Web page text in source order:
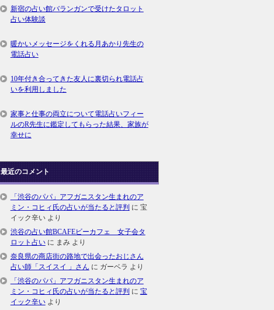
新宿の占い館バランガンで受けたタロット
占い体験談
暖かいメッセージをくれる月あかり先生の
電話占い
10年付き合ってきた友人に裏切られ電話占
いを利用しました
家事と仕事の両立について電話占いフィー
ルのR先生に鑑定してもらった結果、家族が
幸せに
最近のコメント
「渋谷のパパ」アフガニスタン生まれのア
ミン・コヒィ氏の占いが当たると評判 に 宝
イック辛いより
渋谷の占い館BCAFEビーカフェ 女子会タ
ロット占いに まみより
奈良県の商店街の路地で出会ったおじさん
占い師「スイスイ 」さん に ガーベラ より
「渋谷のパパ」アフガニスタン生まれのア
ミン・コヒィ氏の占いが当たると評判 に 宝
イック辛いより